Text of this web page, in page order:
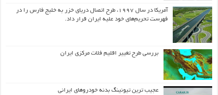
آمریکا در سال ۱۹۹۷، طرح اتصال دریای خزر به خلیج فارس را در
فهرست تحریم‌های خود علیه ایران قرار داد.
بررسی طرح تغییر اقلیم فلات مرکزی ایران
عجیب ترین تیونینگ بدنه خودروهای ایرانی